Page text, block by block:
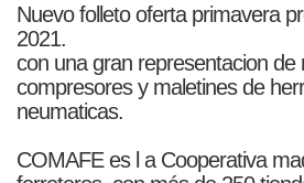
Nuevo folleto oferta primavera
2021.
con una gran representacion de
compresores y maletines de
neumaticas.
COMAFE es l a Cooperativa